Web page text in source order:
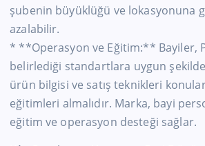
şubenin büyüklüğü ve lokasyonuna
azalabilir.
* **Operasyon ve Eğitim:** Bayiler,
belirlediği standartlara uygun şekilde
ürün bilgisi ve satış teknikleri
eğitimleri almalıdır. Marka, bayi
eğitim ve operasyon desteği sağlar.